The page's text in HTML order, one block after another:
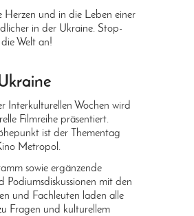
Herzen und in die Leben einer
in der Ukraine. Stop-
Welt an!
Interkulturellen Wochen wird
Filmreihe präsentiert.
ist der Thementag
Metropol.
sowie ergänzende
Podiumsdiskussionen mit den
und Fachleuten laden alle
Fragen und kulturellem